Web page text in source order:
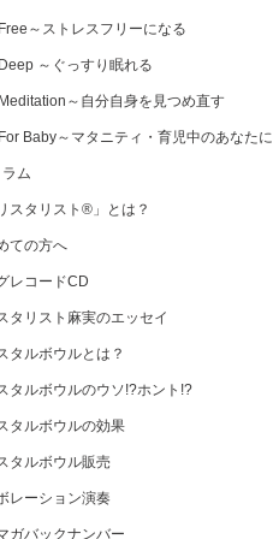
～ストレスフリーになる
～ぐっすり眠れる
～自分自身を見つめ直す
Baby～マタニティ・育児中のあなたに
ム
スタリスト®」とは？
ての方へ
レコードCD
タリスト麻実のエッセイ
タルボウルとは？
タルボウルのウソ!?ホント!?
タルボウルの効果
タルボウル販売
レーション演奏
ガバックナンバー